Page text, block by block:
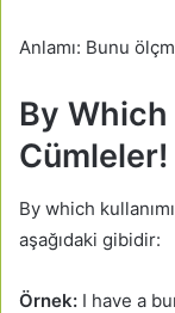
Anlamı: Bunu
By Which
Cümleler!
By which
aşağıdaki gibidir:
Örnek: I have a